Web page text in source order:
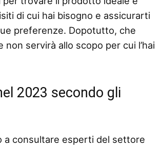
di cui hai bisogno e assicurarti
preferenze. Dopotutto, che
servirà allo scopo per cui l’hai
2023 secondo gli
a consultare esperti del settore